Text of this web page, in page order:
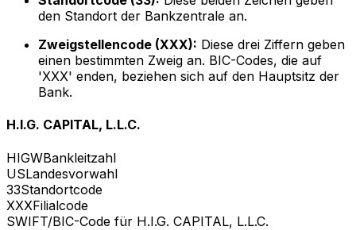
den Standort der Bankzentrale an.
Zweigstellencode (XXX): Diese drei Ziffern geben
einen bestimmten Zweig an. BIC-Codes, die auf
'XXX' enden, beziehen sich auf den Hauptsitz der
Bank.
H.I.G. CAPITAL, L.L.C.
HIGWBankleitzahl
USLandesvorwahl
33Standortcode
XXXFilialcode
SWIFT/BIC-Code für H.I.G. CAPITAL, L.L.C.